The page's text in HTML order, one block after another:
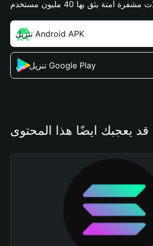
يثق بها 40 مليون مستخدم
تنزيل Android APK
تنزيل من Google Play
قد يعجبك أيضًا هذا المحتوى